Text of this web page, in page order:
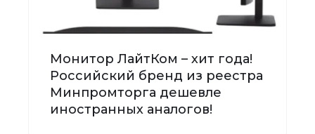
Монитор ЛайтКом – хит года!
Российский бренд из реестра
Минпромторга дешевле
иностранных аналогов!